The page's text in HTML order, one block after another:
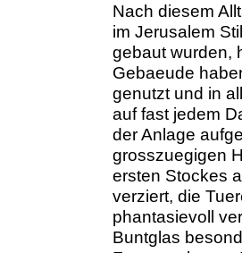
Nach diesem
im Jerusalem
gebaut wurden,
Gebaeude
genutzt und in
auf fast jedem
der Anlage
grosszuegigen
ersten Stockes
verziert, die
phantasievoll
Buntglas